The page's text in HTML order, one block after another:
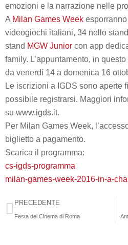
emozioni e la narrazione nelle
A Milan Games Week esporranno
videogiochi italiani, 34 nello stand
stand MGW Junior con app
family. L’appuntamento, in
da venerdì 14 a domenica 16
Le iscrizioni a IGDS sono aperte
possibile registrarsi. Maggiori
su www.igds.it.
Per Milan Games Week,
biglietto a pagamento.
Scarica il programma:
cs-igds-programma
milan-games-week-2016-in-a-
PRECEDENTE
Festa del Cinema di Roma